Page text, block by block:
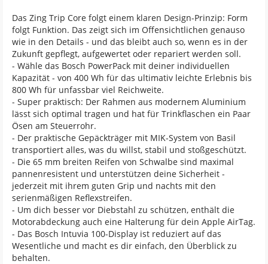
Das Zing Trip Core folgt einem klaren Design-Prinzip: Form
folgt Funktion. Das zeigt sich im Offensichtlichen genauso
wie in den Details - und das bleibt auch so, wenn es in der
Zukunft gepflegt, aufgewertet oder repariert werden soll.
- Wähle das Bosch PowerPack mit deiner individuellen
Kapazität - von 400 Wh für das ultimativ leichte Erlebnis bis
800 Wh für unfassbar viel Reichweite.
- Super praktisch: Der Rahmen aus modernem Aluminium
lässt sich optimal tragen und hat für Trinkflaschen ein Paar
Ösen am Steuerrohr.
- Der praktische Gepäckträger mit MIK-System von Basil
transportiert alles, was du willst, stabil und stoßgeschützt.
- Die 65 mm breiten Reifen von Schwalbe sind maximal
pannenresistent und unterstützen deine Sicherheit -
jederzeit mit ihrem guten Grip und nachts mit den
serienmäßigen Reflexstreifen.
- Um dich besser vor Diebstahl zu schützen, enthält die
Motorabdeckung auch eine Halterung für dein Apple AirTag.
- Das Bosch Intuvia 100-Display ist reduziert auf das
Wesentliche und macht es dir einfach, den Überblick zu
behalten.